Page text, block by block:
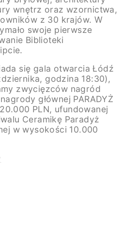
wnętrz oraz wzornictwa,
z 30 krajów. W
swoje pierwsze
Biblioteki
się gala otwarcia Łódź
godzina 18:30),
zwycięzców nagród
głównej PARADYŻ
PLN, ufundowanej
Ceramikę Paradyż
w wysokości 10.000